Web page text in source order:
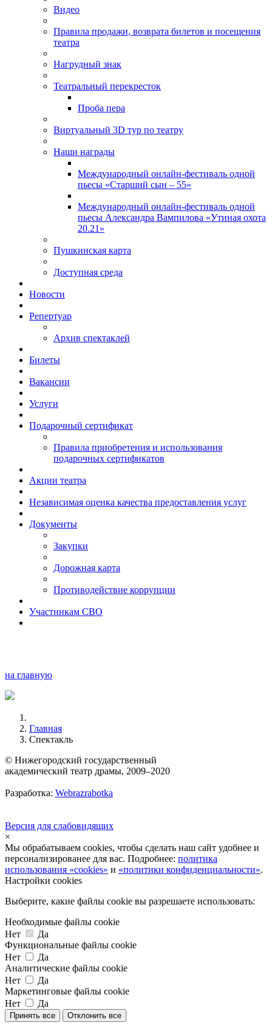
Видео
Правила продажи, возврата билетов и посещения
театра
Нагрудный знак
Театральный перекресток
Проба пера
Виртуальный 3D тур по театру
Наши награды
Международный онлайн-фестиваль одной
пьесы «Старший сын – 55»
Международный онлайн-фестиваль одной
пьесы Александра Вампилова «Утиная охота
20.21»
Пушкинская карта
Доступная среда
Новости
Репертуар
Архив спектаклей
Билеты
Вакансии
Услуги
Подарочный сертификат
Правила приобретения и использования
подарочных сертификатов
Акции театра
Независимая оценка качества предоставления услуг
Документы
Закупки
Дорожная карта
Противодействие коррупции
Участникам СВО
на главную
Главная
Спектакль
© Нижегородский государственный
академический театр драмы, 2009–2020
Разработка: Webrazrabotka
Версия для слабовидящих
×
Мы обрабатываем cookies, чтобы сделать наш сайт удобнее и
персонализированее для вас. Подробнее: политика
использования «cookies» и «политики конфиденциальности».
Настройки cookies
Выберите, какие файлы cookie вы разрешаете использовать:
Необходимые файлы cookie
Нет
Да
Функциональные файлы cookie
Нет
Да
Аналитические файлы cookie
Нет
Да
Маркетинговые файлы cookie
Нет
Да
Принять все Отклонить все